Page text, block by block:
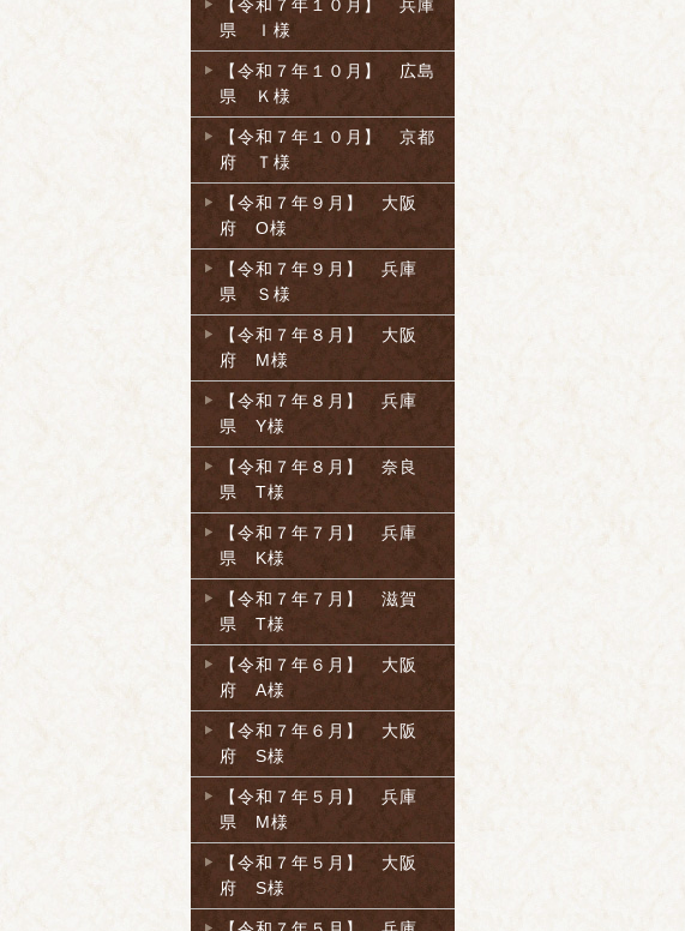
【令和７年１０月】 兵庫
県 Ｉ様
【令和７年１０月】 広島
県 Ｋ様
【令和７年１０月】 京都
府 Ｔ様
【令和７年９月】 大阪
府 O様
【令和７年９月】 兵庫
県 Ｓ様
【令和７年８月】 大阪
府 M様
【令和７年８月】 兵庫
県 Y様
【令和７年８月】 奈良
県 T様
【令和７年７月】 兵庫
県 K様
【令和７年７月】 滋賀
県 T様
【令和７年６月】 大阪
府 A様
【令和７年６月】 大阪
府 S様
【令和７年５月】 兵庫
県 M様
【令和７年５月】 大阪
府 S様